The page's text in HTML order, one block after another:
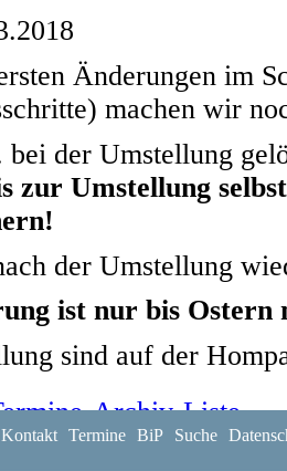
Änderungen im
machen wir
der Umstellung
zur Umstellung
der Umstellung
ist nur bis
sind auf der
Archiv-Liste
Kontakt Termine BiP Suche